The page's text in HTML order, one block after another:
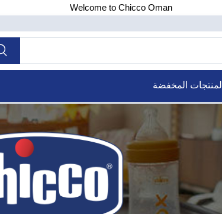
Welcome to Chicco Oman
المنتجات المخفضة